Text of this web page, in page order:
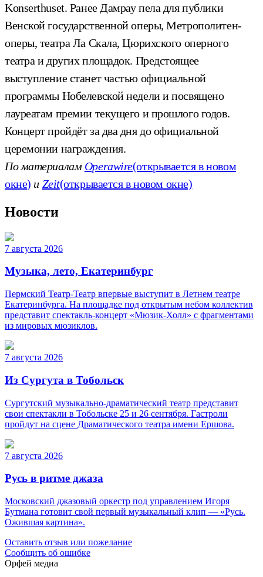
Konserthuset. Ранее Дамрау пела для публики
Венской государственной оперы, Метрополитен-
оперы, театра Ла Скала, Цюрихского оперного
театра и других площадок. Предстоящее
выступление станет частью официальной
программы Нобелевской недели и посвящено
лауреатам премии текущего и прошлого годов.
Концерт пройдёт за два дня до официальной
церемонии награждения.
По материалам Operawire(открывается в новом
окне) и Zeit(открывается в новом окне)
Новости
7 августа 2026
Музыка, лето, Екатеринбург
Пермский Театр-Театр впервые выступит в Летнем театре
Екатеринбурга. На площадке под открытым небом коллектив
представит спектакль-концерт «Мюзик-Холл» с фрагментами
из мировых мюзиклов.
7 августа 2026
Из Сургута в Тобольск
Сургутский музыкально-драматический театр представит
свои спектакли в Тобольске 25 и 26 сентября. Гастроли
пройдут на сцене Драматического театра имени Ершова.
7 августа 2026
Русь в ритме джаза
Московский джазовый оркестр под управлением Игоря
Бутмана готовит свой первый музыкальный клип — «Русь.
Ожившая картина».
Оставить отзыв или пожелание
Сообщить об ошибке
Орфей медиа